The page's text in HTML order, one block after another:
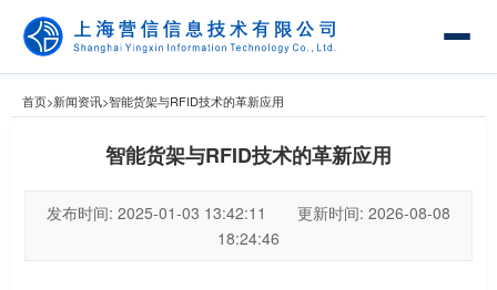
首页>新闻资讯>智能货架与RFID技术的革新应用
智能货架与RFID技术的革新应用
发布时间: 2025-01-03 13:42:11 更新时间: 2026-08-08
18:24:46